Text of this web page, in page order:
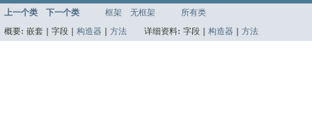
上一个类 下一个类 框架 无框架
所有类
概要: 嵌套 | 字段 | 构造器 方法 详细资料: 字段 | 构造器 方法